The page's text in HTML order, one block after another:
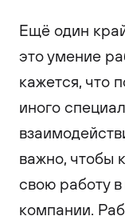
Ещё один
это умение
кажется, что
иного
важно, чтобы
свою работу
компании.